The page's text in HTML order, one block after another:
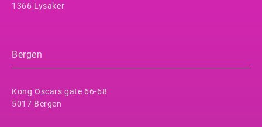
1366 Lysaker
Bergen
Kong Oscars gate 66-68
5017 Bergen